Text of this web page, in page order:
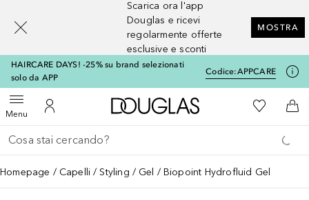
Scarica ora l'app
Douglas e ricevi
regolarmente offerte
esclusive e sconti
MOSTRA
HAIRCARE DAYS! -25% su brand selezionati
solo da APP
Codice:APPCARE
MenuApri menuAl Mio Account
A Douglas HomeAlla Mia
Al
Torna indietro
Esegui ricerca
Homepage Capelli Styling Gel Biopoint Hydrofluid Gel
[navigation.slideout.screenreader]